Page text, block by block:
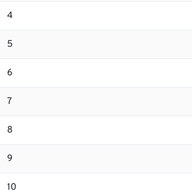
4
5
6
7
8
9
10